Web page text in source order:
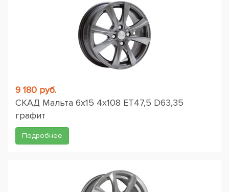
9 180 руб.
СКАД Мальта 6x15 4x108 ET47,5 D63,35
графит
Подробнее